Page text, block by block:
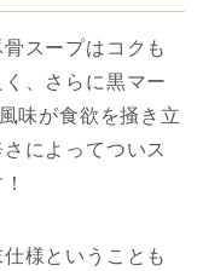
スープはコクも
、さらに黒マー
味が食欲を掻き立
によってついス
様ということも